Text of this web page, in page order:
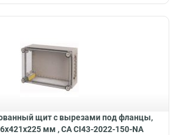
щит с вырезами под фланцы,
мм , СА CI43-2022-150-NA